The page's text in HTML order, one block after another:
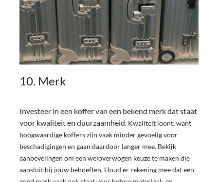
10. Merk
Investeer in een koffer van een bekend merk dat staat
voor kwaliteit en duurzaamheid. Kwaliteit loont, want
hoogwaardige koffers zijn vaak minder gevoelig voor
beschadigingen en gaan daardoor langer mee. Bekijk
aanbevelingen om een weloverwogen keuze te maken die
aansluit bij jouw behoeften. Houd er rekening mee dat een